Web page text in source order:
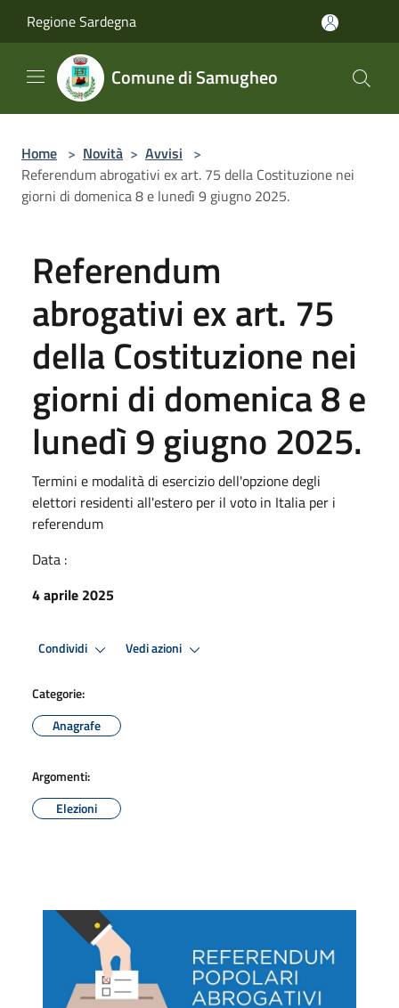
Regione Sardegna
Comune di Samugheo
Home > Novità > Avvisi >
Referendum abrogativi ex art. 75 della Costituzione nei
giorni di domenica 8 e lunedì 9 giugno 2025.
Referendum
abrogativi ex art. 75
della Costituzione nei
giorni di domenica 8 e
lunedì 9 giugno 2025.
Termini e modalità di esercizio dell'opzione degli
elettori residenti all'estero per il voto in Italia per i
referendum
Data :
4 aprile 2025
Condividi Vedi azioni
Categorie:
Anagrafe
Argomenti:
Elezioni